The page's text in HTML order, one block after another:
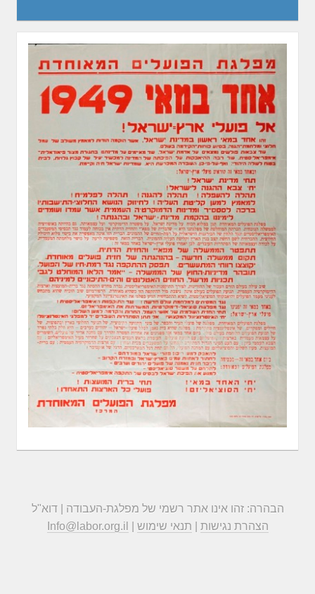
הבהרה: זהו אינו אתר רשמי של מפלגת-העבודה | דוא"ל
Info@labor.org.il
הצהרת נגישות תנאי שימוש